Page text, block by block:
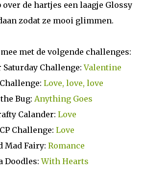
de hartjes een laagje Glossy
zodat ze mooi glimmen.
met de volgende challenges:
Saturday Challenge:Valentine
Love, love, love
Bug: Anything Goes
Calander: Love
Challenge: Love
Mad Fairy: Romance
Doodles: With Hearts